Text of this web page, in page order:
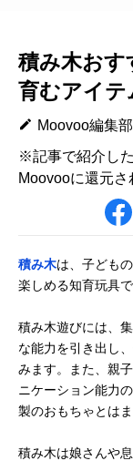
積み木おす
育むアイテ
Moovoo編集部
※記事で紹介し
Moovooに還元さ
積み木は、子ども
楽しめる知育玩具で
積み木遊びには、
な能力を引き出し
みます。また、親
ニケーション能力
製のおもちゃとは
積み木は娘さんや